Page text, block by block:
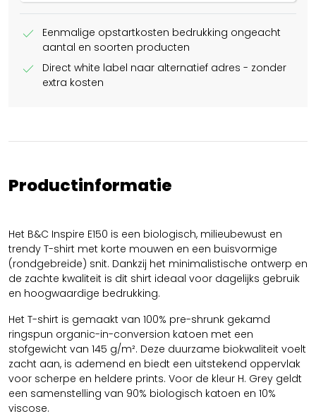
check
Eenmalige opstartkosten bedrukking ongeacht
aantal en soorten producten
check
Direct white label naar alternatief adres - zonder
extra kosten
Productinformatie
Het B&C Inspire E150 is een biologisch, milieubewust en
trendy T-shirt met korte mouwen en een buisvormige
(rondgebreide) snit. Dankzij het minimalistische ontwerp en
de zachte kwaliteit is dit shirt ideaal voor dagelijks gebruik
en hoogwaardige bedrukking.
Het T-shirt is gemaakt van 100% pre-shrunk gekamd
ringspun organic-in-conversion katoen met een
stofgewicht van 145 g/m². Deze duurzame biokwaliteit voelt
zacht aan, is ademend en biedt een uitstekend oppervlak
voor scherpe en heldere prints. Voor de kleur H. Grey geldt
een samenstelling van 90% biologisch katoen en 10%
viscose.